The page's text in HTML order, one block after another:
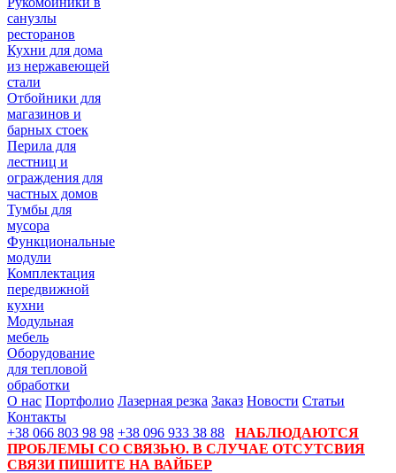
санузлы
ресторанов
Кухни для дома
из нержавеющей
стали
Отбойники для
магазинов и
барных стоек
Перила для
лестниц и
ограждения для
частных домов
Тумбы для
мусора
Функциональные
модули
Комплектация
передвижной
кухни
Модульная
мебель
Оборудование
для тепловой
обработки
О нас Портфолио Лазерная резка Заказ Новости Статьи
Контакты
+38 066 803 98 98 +38 096 933 38 88
НАБЛЮДАЮТСЯ
ПРОБЛЕМЫ СО СВЯЗЬЮ. В СЛУЧАЕ ОТСУТСВИЯ
СВЯЗИ ПИШИТЕ НА ВАЙБЕР